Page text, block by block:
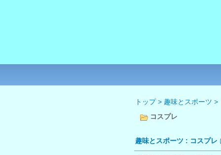
トップ> 趣味とスポーツ >
コスプレ
趣味とスポーツ : コスプレ